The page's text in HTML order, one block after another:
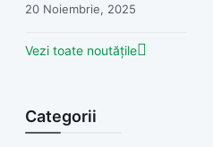
20 Noiembrie, 2025
Vezi toate noutățile
Categorii